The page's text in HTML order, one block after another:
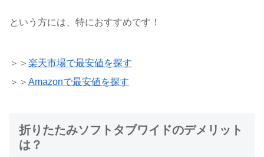
という方には、特におすすめです！
＞＞ 楽天市場で最安値を探す
＞＞ Amazonで最安値を探す
折りたたみソフトタブワイドのデメリット
は？